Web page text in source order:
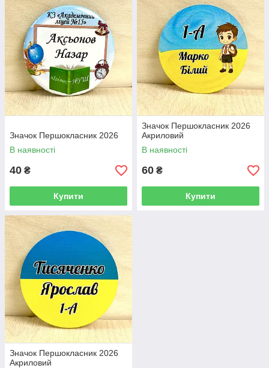
Значок Першокласник 2026
В наявності
40 ₴
Купити
Значок Першокласник 2026
Акриловий
В наявності
60 ₴
Купити
Значок Першокласник 2026
Акриловий